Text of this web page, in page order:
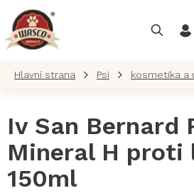
obsah
Psi kosmetika a
Iv San Bernard
Mineral H proti
150ml